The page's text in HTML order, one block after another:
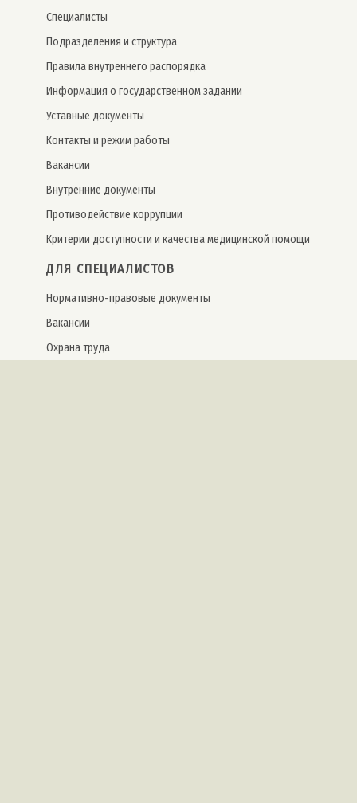
Специалисты
Подразделения и структура
Правила внутреннего распорядка
Информация о государственном задании
Уставные документы
Контакты и режим работы
Вакансии
Внутренние документы
Противодействие коррупции
Критерии доступности и качества медицинской помощи
ДЛЯ СПЕЦИАЛИСТОВ
Нормативно-правовые документы
Вакансии
Охрана труда